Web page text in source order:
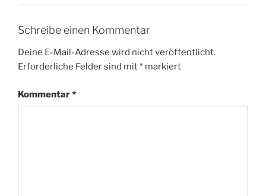
Schreibe einen Kommentar
Deine E-Mail-Adresse wird nicht veröffentlicht.
Erforderliche Felder sind mit* markiert
Kommentar*